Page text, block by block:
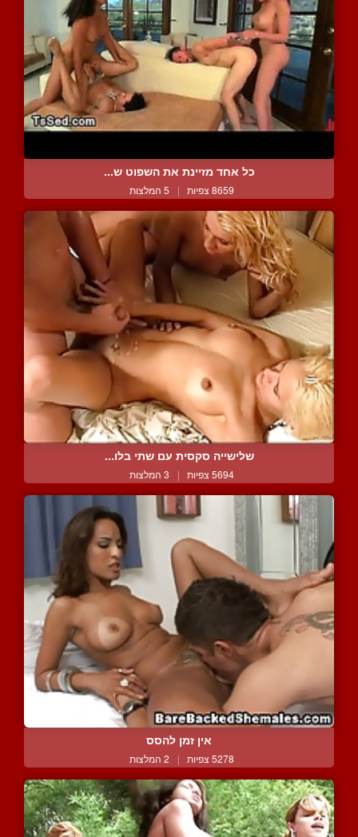
כל אחד מזיינת את השפוט ש...
8659 צפיות | 5 המלצות
שלישייה סקסית עם שתי בלו...
5694 צפיות | 3 המלצות
אין זמן להסס
5278 צפיות | 2 המלצות